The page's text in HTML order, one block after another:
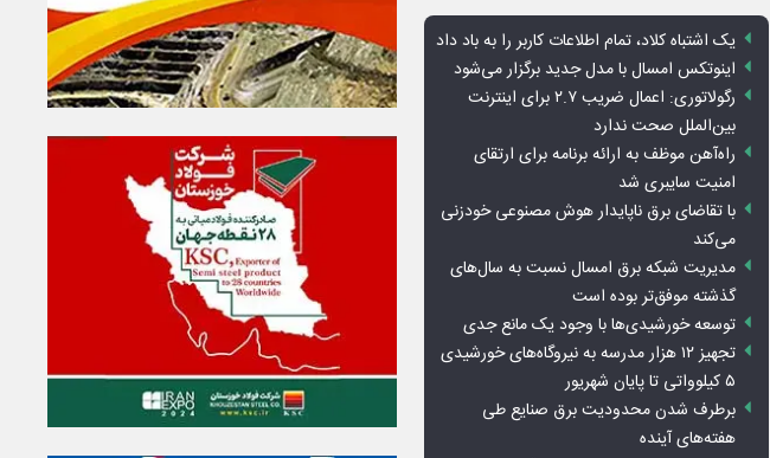
یک اشتباه کلاد، تمام اطلاعات کاربر را به باد داد
اینوتکس امسال با مدل جدید برگزار می‌شود
رگولاتوری: اعمال ضریب ۲.۷ برای اینترنت
بین‌الملل صحت ندارد
راه‌آهن موظف به ارائه برنامه برای ارتقای
امنیت سایبری شد
با تقاضای برق ناپایدار هوش مصنوعی خودزنی
می‌کند
مدیریت شبکه برق امسال نسبت به سال‌های
گذشته موفق‌تر بوده است
توسعه خورشیدی‌ها با وجود یک مانع جدی
تجهیز ۱۲ هزار مدرسه به نیروگاه‌های خورشیدی
۵ کیلوواتی تا پایان شهریور
برطرف شدن محدودیت‌ برق صنایع طی
هفته‌های آینده